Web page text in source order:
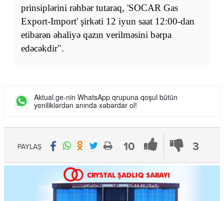
prinsiplərini rəhbər tutaraq, 'SOCAR Gas
Export-Import' şirkəti 12 iyun saat 12:00-dan
etibarən əhaliyə qazın verilməsini bərpa
edəcəkdir".
Aktual.ge-nin WhatsApp qrupuna qoşul bütün
yeniliklərdən anında xəbərdar ol!
10 3
PAYLAŞ